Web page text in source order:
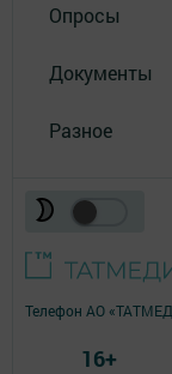
Опросы
Документы
Разное
Телефон АО
16+